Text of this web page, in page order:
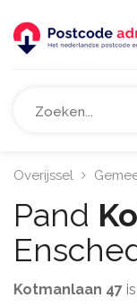
Overijssel
Pand
Kotmanlaan 47